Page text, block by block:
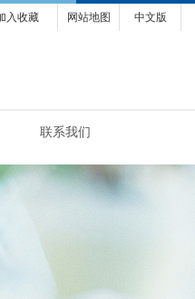
中文版
网站地图
入收藏
联系我们